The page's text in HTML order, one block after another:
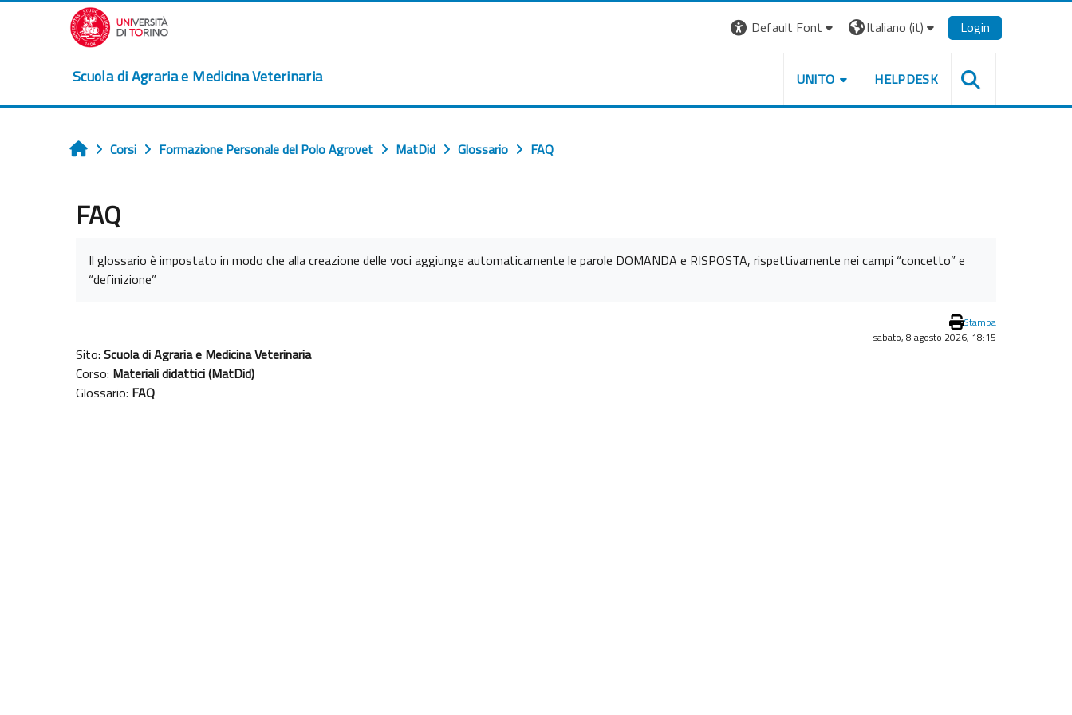
Vai al contenuto principale
Default Font
Italiano ‎(it)‎ Login
Scuola di Agraria e Medicina Veterinaria UNITO HELPDESK
Home
Corsi Formazione Personale del Polo Agrovet MatDid Glossario FAQ
FAQ
Il glossario è impostato in modo che alla creazione delle voci aggiunge automaticamente le parole DOMANDA e RISPOSTA, rispettivamente nei campi “concetto” e
“definizione”
Stampa
sabato, 8 agosto 2026, 18:15
Sito: Scuola di Agraria e Medicina Veterinaria
Corso: Materiali didattici (MatDid)
Glossario: FAQ